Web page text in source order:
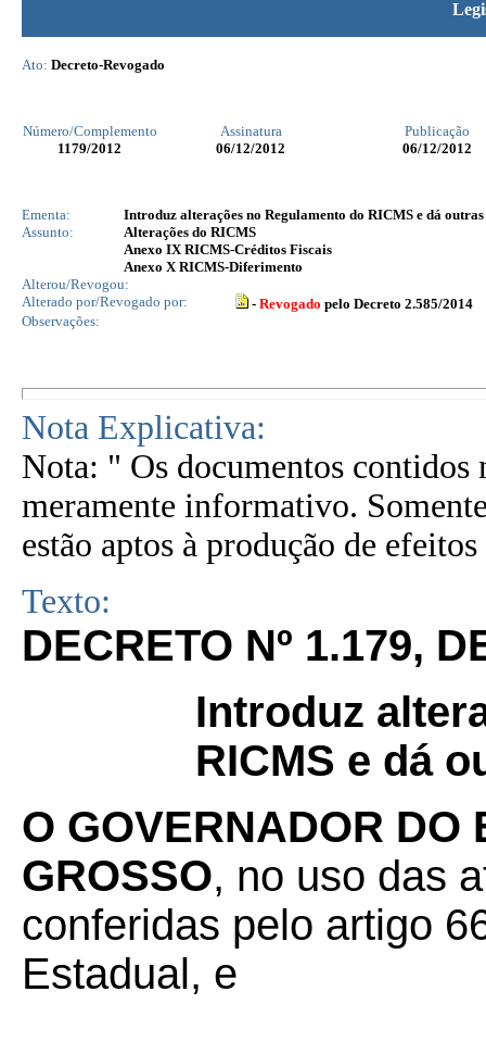
Ato: Decreto-Revogado
Número/Complemento Assinatura
Publicação
1179/2012 06/12/2012 06/12/2012
Ementa:
Introduz alterações no Regulamento do RICMS e dá
Assunto:
Alterações do RICMS
Anexo IX RICMS-Créditos Fiscais
Anexo X RICMS-Diferimento
Alterou/Revogou:
Alterado por/Revogado por:
- Revogado pelo Decreto 2.585/2014
Observações:
Nota Explicativa:
Nota: " Os documentos contidos
meramente informativo.
estão aptos à produção de
Texto:
DECRETO Nº 1.179,
Introduz
RICMS e dá
O GOVERNADOR DO
GROSSO, no uso das
conferidas pelo artigo
Estadual, e